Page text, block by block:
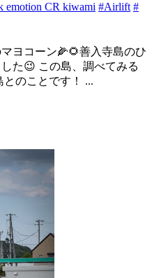
emotion CR kiwami #Airlift #
ヨコーン🌽🌻善入寺島のひ
た😉 この島、調べてみる
のことです！ ...